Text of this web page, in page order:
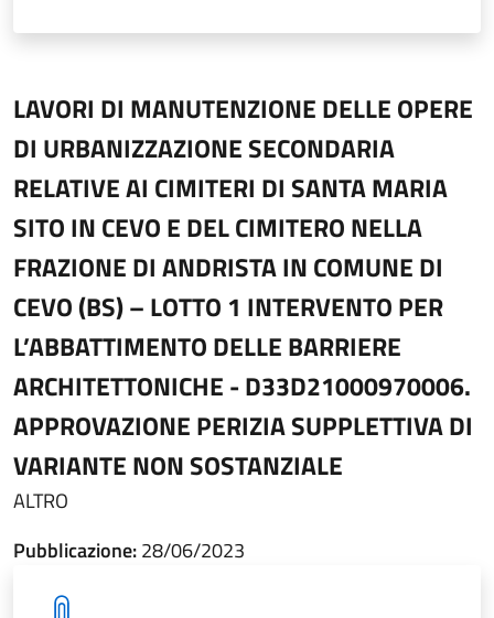
LAVORI DI MANUTENZIONE DELLE OPERE
DI URBANIZZAZIONE SECONDARIA
RELATIVE AI CIMITERI DI SANTA MARIA
SITO IN CEVO E DEL CIMITERO NELLA
FRAZIONE DI ANDRISTA IN COMUNE DI
CEVO (BS) – LOTTO 1 INTERVENTO PER
L’ABBATTIMENTO DELLE BARRIERE
ARCHITETTONICHE - D33D21000970006.
APPROVAZIONE PERIZIA SUPPLETTIVA DI
VARIANTE NON SOSTANZIALE
ALTRO
Pubblicazione:28/06/2023